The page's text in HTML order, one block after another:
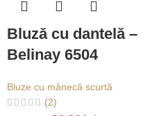
Bluză cu dantelă –
Belinay 6504
Bluze cu mânecă scurtă
(2)